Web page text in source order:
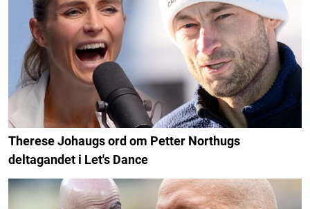
Therese Johaugs ord om Petter Northugs
deltagandet i Let's Dance